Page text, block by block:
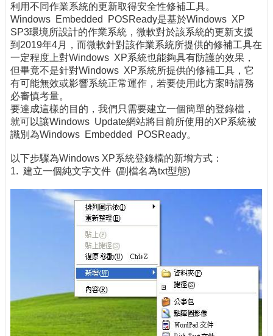
利用不同作業系統的更新取得安全性修補工具。
Windows Embedded POSReady是基於Windows XP
SP3環境所設計的作業系統，微軟對於該系統的更新支援
到2019年4月，而微軟針對該作業系統所提供的修補工具在
一定程度上對Windows XP系統也能夠具有防護的效果，
但畢竟不是針對Windows XP系統所提供的修補工具，它
有可能無效或影響系統正常運作，若要使用此方案時請務
必審慎考量。
要達成這樣的目的，我們只需要建立一個簡單的登錄檔，
就可以讓Windows Update網站將目前所使用的XP系統被
識別為Windows Embedded POSReady。
以下步驟為Windows XP系統登錄檔的新增方式：
1. 建立一個純文字文件 (副檔名為txt型態)